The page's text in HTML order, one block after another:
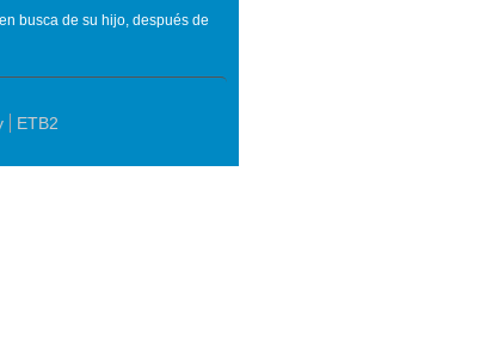
busca de su hijo, después de
ETB2